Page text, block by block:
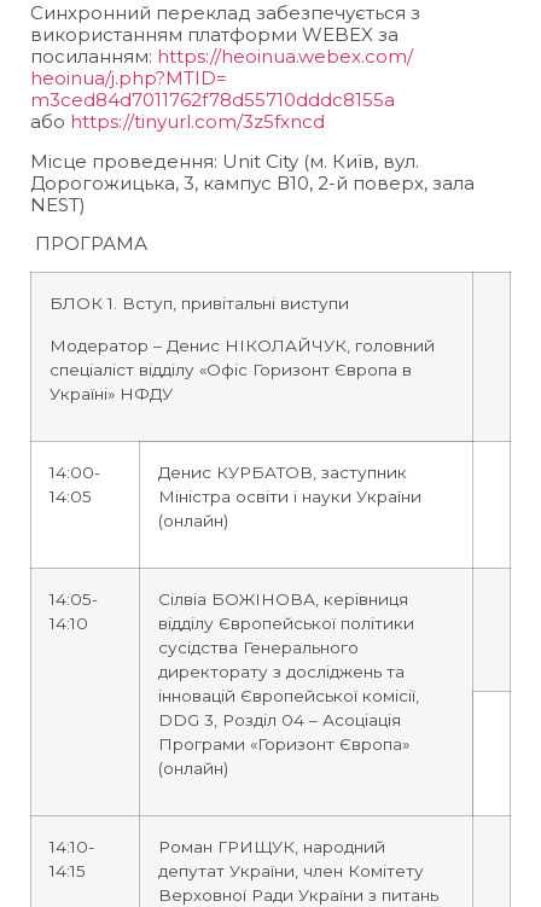
Синхронний переклад забезпечується з
використанням платформи WEBEX за
посиланням: https://heoinua.webex.com/
heoinua/j.php?MTID=
m3ced84d7011762f78d55710dddc8155a
або https://tinyurl.com/3z5fxncd
Місце проведення: Unit City (м. Київ, вул.
Дорогожицька, 3, кампус В10, 2-й поверх, зала
NEST)
ПРОГРАМА
БЛОК 1. Вступ, привітальні виступи
Модератор – Денис НІКОЛАЙЧУК, головний
спеціаліст відділу «Офіс Горизонт Європа в
Україні» НФДУ
14:00-
14:05
Денис КУРБАТОВ, заступник
Міністра освіти і науки України
(онлайн)
14:05-
14:10
Сілвіа БОЖІНОВА, керівниця
відділу Європейської політики
сусідства Генерального
директорату з досліджень та
інновацій Європейської комісії,
DDG 3, Розділ 04 – Асоціація
Програми «Горизонт Європа»
(онлайн)
14:10-
14:15
Роман ГРИЩУК, народний
депутат України, член Комітету
Верховної Ради України з питань